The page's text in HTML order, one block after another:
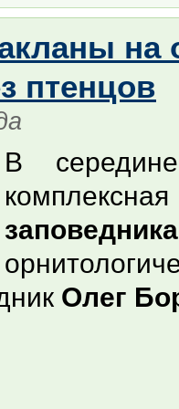
на
птенцов
В
заповедника
Олег